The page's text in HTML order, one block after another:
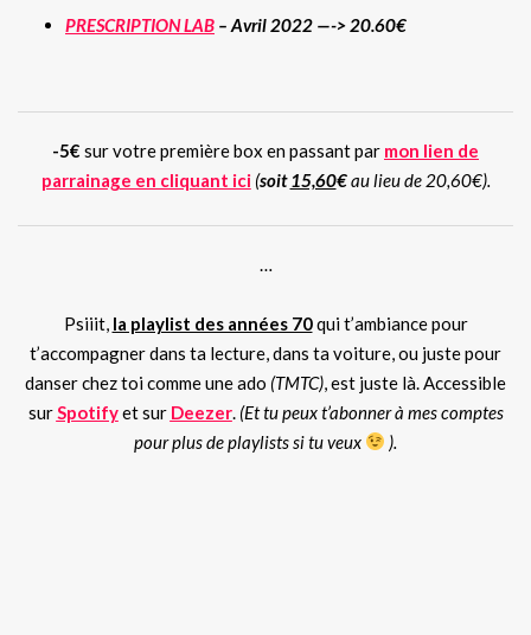
PRESCRIPTION LAB – Avril 2022 —-> 20.60€
-5€ sur votre première box en passant par mon lien de
parrainage en cliquant ici (soit15,60€au lieu de 20,60€).
…
Psiiit, la playlist des années 70qui t’ambiance pour
t’accompagner dans ta lecture, dans ta voiture, ou juste pour
danser chez toi comme une ado (TMTC), est juste là. Accessible
surSpotifyet sur Deezer. (Et tu peux t’abonner à mes comptes
pour plus de playlists si tu veux
).